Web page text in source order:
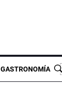
GASTRONOMÍA